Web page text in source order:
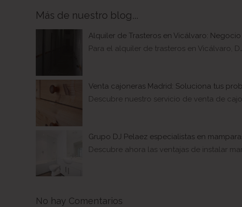
Más de nuestro blog...
Alquiler de Trasteros en Vicálvaro:
Para el alquiler de trasteros en Vicálvaro,
Venta cajoneras Madrid: Soluciona tus
Descubre nuestro servicio de venta de
Grupo DJ Pelaez especialistas en
Descubre ahora las ventajas de instalar
No hay Comentarios